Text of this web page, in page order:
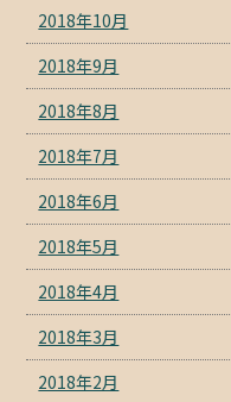
2018年10月
2018年9月
2018年8月
2018年7月
2018年6月
2018年5月
2018年4月
2018年3月
2018年2月